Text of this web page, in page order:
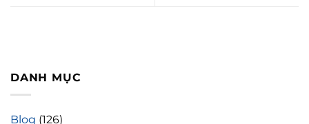
DANH MỤC
Blog (126)